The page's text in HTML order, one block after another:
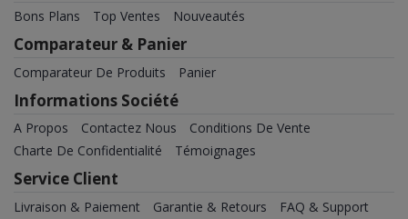
Bons Plans Top Ventes Nouveautés
Comparateur & Panier
Comparateur De Produits Panier
Informations Société
A Propos Contactez Nous
Conditions De Vente
Charte De Confidentialité
Témoignages
Service Client
Livraison & Paiement Garantie & Retours
FAQ & Support